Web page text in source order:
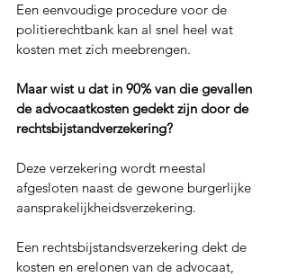
Een eenvoudige procedure voor de
politierechtbank kan al snel heel wat
kosten met zich meebrengen.
Maar wist u dat in 90% van die gevallen
de advocaatkosten gedekt zijn door de
rechtsbijstandverzekering?
Deze verzekering wordt meestal
afgesloten naast de gewone burgerlijke
aansprakelijkheidsverzekering.
Een rechtsbijstandsverzekering dekt de
kosten en erelonen van de advocaat,